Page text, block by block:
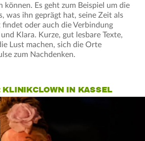
können. Es geht zum Beispiel um die
was ihn geprägt hat, seine Zeit als
findet oder auch die Verbindung
Klara. Kurze, gut lesbare Texte,
Lust machen, sich die Orte
zum Nachdenken.
IN KASSEL